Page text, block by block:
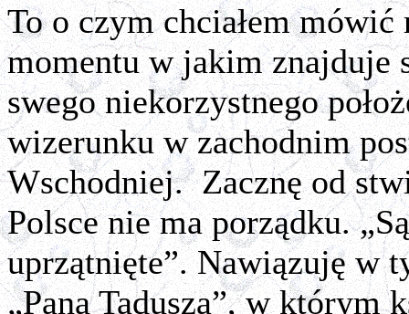
To o czym chciałem mówić
momentu w jakim znajduje
swego niekorzystnego
wizerunku w zachodnim
Wschodniej. Zacznę od
Polsce nie ma porządku.
uprzątnięte”. Nawiązuję w
„Pana Tadusza”, w którym